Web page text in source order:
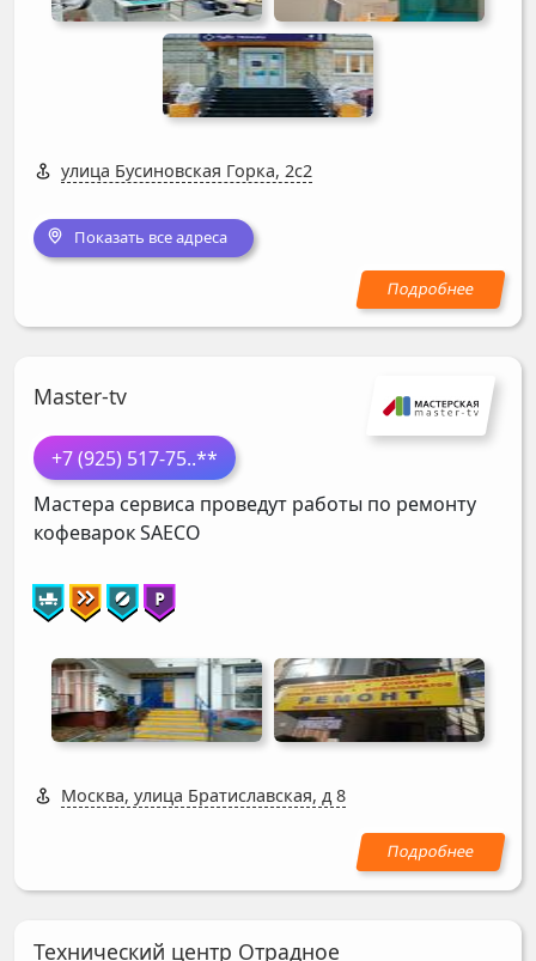
улица Бусиновская Горка, 2с2
Показать все адреса
Master-tv
+7 (925) 517-75..**
Мастера сервиса проведут работы по ремонту
кофеварокSAECO
Москва, улица Братиславская, д 8
Технический центр Отрадное